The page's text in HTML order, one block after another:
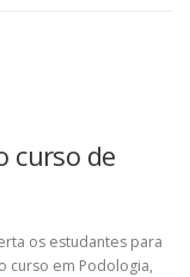
curso de
os estudantes para
curso em Podologia,